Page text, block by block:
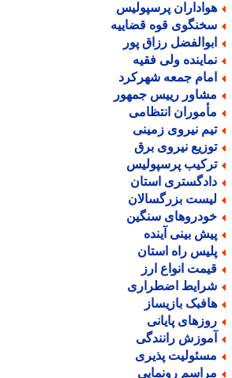
پرسپولیس
قوه قضاییه
رزاق پور
ولی فقیه
جمعه شهرکرد
رییس جمهور
انتظامی
نیروی زمینی
نیروی برق
پرسپولیس
استان
بزرگسالان
سنگین
بینی آینده
راه استان
انواع ارز
اضطراری
بازیساز
پایانی
رانندگی
پذیری
رونمایی